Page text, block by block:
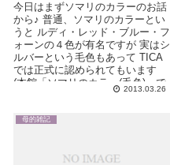
今日はまずソマリのカラーのお話
から♪ 普通、ソマリのカラーとい
うと ルディ・レッド・ブルー・フ
ォーンの４色が有名ですが 実はシ
ルバーという毛色もあって TICA
では正式に認められてもいます
(本館「ソマリのカラー(毛色)」で
2013.03.26
母的雑記